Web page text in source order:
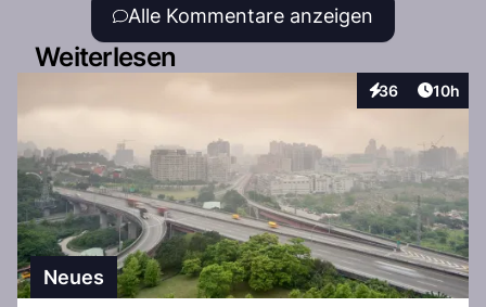
Alle Kommentare anzeigen
Weiterlesen
36
Interaktionen
Artikel
10h
Neues